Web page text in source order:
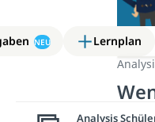
NEU Lernplan
Analysis